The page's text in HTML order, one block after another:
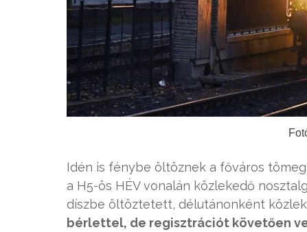
Idén is fénybe öltöznek a főváros
a H5-ös HÉV vonalán közlekedő
díszbe öltöztetett, délutánonként
bérlettel, de regisztrációt követően